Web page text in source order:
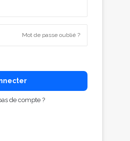
Mot de passe oublié ?
de compte ?